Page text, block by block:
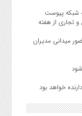
تجاری از هفته
میدانی مدیران
خواهد بود